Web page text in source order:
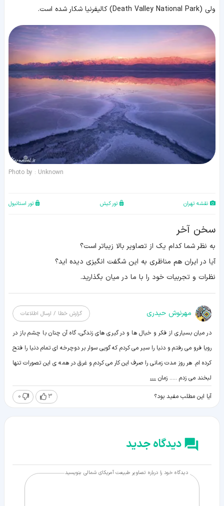
ولی (Death Valley National Park) کالیفرنیا شکار شده است.
Photo by : Unknown
نقشه تهران تور کیش تور استانبول
سخن آخر
به نظر شما کدام یک از تصاویر بالا زیباتر است؟
آیا در ایران هم مناظری به این شگفت انگیزی دیده اید؟
نظرات و تجربیات خود را با ما در میان بگذارید.
مهرنوش حیدری گزارش خطا / ارسال اطلاعات
در میان بسیاری از فکر و خیال ها و در گیری های زندگی، گاه آن چنان با چشم باز در
رویا فرو می رفتم و دنیا را سیر می کردم که گویی سوار بر دوچرخه ای تمام دنیا را فتح
کرده ام. هر روز مدت زمانی را صرف این کار می کردم و غرق در همه ی این تصورات تنها
لبخند می زدم ..... زمان ...
آیا این مطلب مفید بود؟ 3
0
دیدگاه جدید
دیدگاه خود را درباره تصاویر طبیعت آمریکای شمالی بنویسید